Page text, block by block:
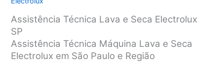
Assistência Técnica Lava e Seca Electrolux
SP
Assistência Técnica Máquina Lava e Seca
Electrolux em São Paulo e Região